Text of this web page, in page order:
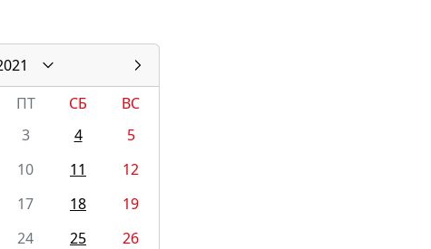
ПТ СБ
ВС
3 4
5
10 11
12
17 18
19
24 25
26